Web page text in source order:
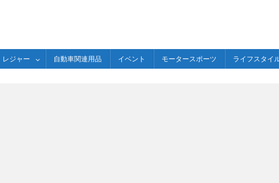
レジャー 自動車関連用品 イベント モータースポーツ ライフスタイ